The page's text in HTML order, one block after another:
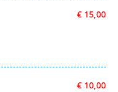
€ 15,00
€ 10,00